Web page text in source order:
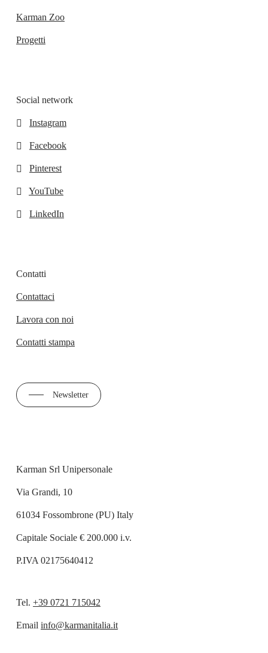
Karman Zoo
Progetti
Social network
Instagram
Facebook
Pinterest
YouTube
LinkedIn
Contatti
Contattaci
Lavora con noi
Contatti stampa
Newsletter
Karman Srl Unipersonale
Via Grandi, 10
61034 Fossombrone (PU) Italy
Capitale Sociale € 200.000 i.v.
P.IVA 02175640412
Tel.+39 0721 715042
Emailinfo@karmanitalia.it